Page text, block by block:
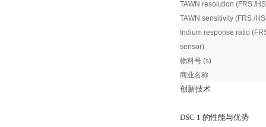
TAWN resolution (FRS /
TAWN sensitivity (FRS /
Indium response ratio
sensor)
物料号 (s)
商业名称
创新技术
DSC 1 的性能与优势